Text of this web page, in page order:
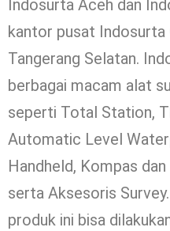
Indosurta Aceh dan
kantor pusat Indosurta
Tangerang Selatan.
berbagai macam alat
seperti Total Station,
Automatic Level
Handheld, Kompas
serta Aksesoris
produk ini bisa